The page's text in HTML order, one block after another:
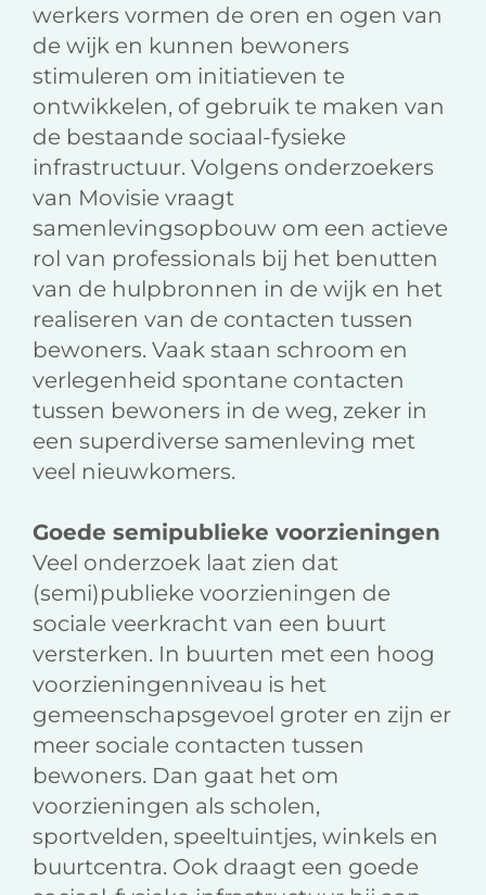
werkers vormen de oren en ogen van
de wijk en kunnen bewoners
sti­muleren om initiatieven te
ontwikkelen, of gebruik te maken van
de bestaande sociaal-fysieke
infrastructuur. Volgens onderzoekers
van Movisie vraagt
samenlevingsopbouw om een actieve
rol van professionals bij het benutten
van de hulpbronnen in de wijk en het
realiseren van de contacten tussen
bewoners. Vaak staan schroom en
verlegenheid spontane contacten
tussen bewoners in de weg, zeker in
een superdiverse samenleving met
veel nieuwkomers.
Goede semipublieke voorzieningen
Veel onderzoek laat zien dat
(semi)publieke voorzieningen de
sociale veerkracht van een buurt
versterken. In buurten met een hoog
voorzieningenniveau is het
gemeenschapsgevoel groter en zijn er
meer sociale contacten tussen
bewoners. Dan gaat het om
voorzieningen als scholen,
sportvelden, speeltuintjes, winkels en
buurtcentra. Ook draagt een goede